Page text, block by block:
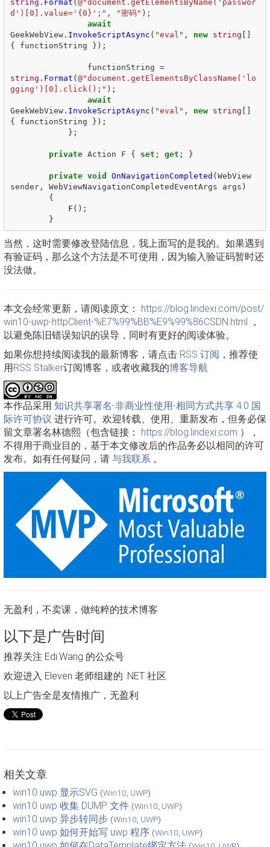
string . Format ( @"document.getElementsByName('passwor
d')[0].value='{0}';" , "密码" );
await
GeekWebView. InvokeScriptAsync ( "eval" , new string
{
functionString });
functionString =
string . Format ( @"document.getElementsByClassName('lo
gging')[0].click();" );
await
GeekWebView. InvokeScriptAsync ( "eval" , new string
{
functionString
});
};
private Action F { set ; get ; }
private void OnNavigationCompleted ( WebView
sender, WebViewNavigationCompletedEventArgs args )
{
F ();
}
当然，这时需要修改登陆信息，我上面写的是我的。如果遇到
有验证码，那么这个方法是不可使用，因为输入验证码暂时还
没法做。
本文会经常更新，请阅读原文：
https://blog.lindexi.com/post/
win10-uwp-httpClient-%E7%99%BB%E9%99%86CSDN.html
，
以避免陈旧错误知识的误导，同时有更好的阅读体验。
如果你想持续阅读我的最新博客，请点击 RSS 订阅 ，推荐使
用 RSS Stalker订阅博客，或者收藏我的博客导航
本作品采用 知识共享署名-非商业性使用-相同方式共享 4.0 国
际许可协议 进行许可。欢迎转载、使用、重新发布，但务必保
留文章署名林德熙（包含链接：
https://blog.lindexi.com ），
不得用于商业目的，基于本文修改后的作品务必以相同的许可
发布。如有任何疑问，请 与我联系 。
无盈利，不卖课，做纯粹的技术博客
以下是广告时间
推荐关注 Edi.Wang 的公众号
欢迎进入 Eleven 老师组建的 .NET 社区
以上广告全是友情推广，无盈利
相关文章
win10 uwp 显示SVG (Win10, UWP)
win10 uwp 收集 DUMP 文件 (Win10, UWP)
win10 uwp 异步转同步 (Win10, UWP)
win10 uwp 如何开始写 uwp 程序 (Win10, UWP)